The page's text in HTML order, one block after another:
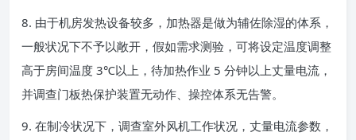
8. 由于机房发热设备较多，加热器是做为辅佐除湿的体系，
一般状况下不予以敞开，假如需求测验，可将设定温度调整
高于房间温度 3℃以上，待加热作业 5 分钟以上丈量电流，
并调查门板热保护装置无动作、操控体系无告警。
9. 在制冷状况下，调查室外风机工作状况，丈量电流参数，